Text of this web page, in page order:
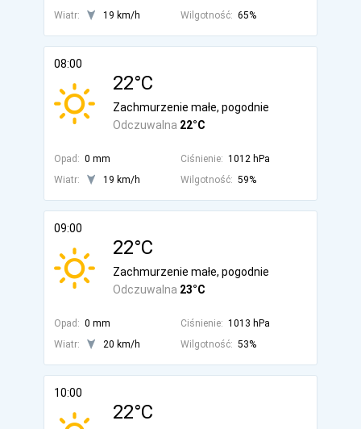
Wiatr: 19 km/h Wilgotność: 65%
08:00
22°C
Odczuwalna 22°C
Zachmurzenie małe, pogodnie
Opad: 0 mm Ciśnienie: 1012 hPa
Wiatr:
19 km/h Wilgotność: 59%
09:00
22°C
Odczuwalna 23°C
Zachmurzenie małe, pogodnie
Opad: 0 mm Ciśnienie: 1013 hPa
Wiatr:
20 km/h Wilgotność: 53%
10:00
22°C